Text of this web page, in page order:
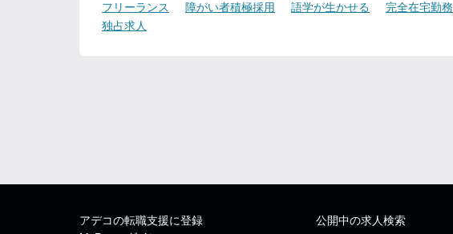
フリーランス
障がい者積極採用 語学が生かせる 完全在宅勤務
独占求人
アデコの転職支援に登録
公開中の求人検索